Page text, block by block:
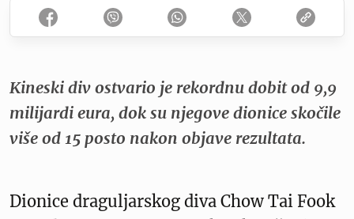
Kineski div ostvario je rekordnu dobit od 9,9
milijardi eura, dok su njegove dionice skočile
više od 15 posto nakon objave rezultata.
Dionice draguljarskog diva Chow Tai Fook